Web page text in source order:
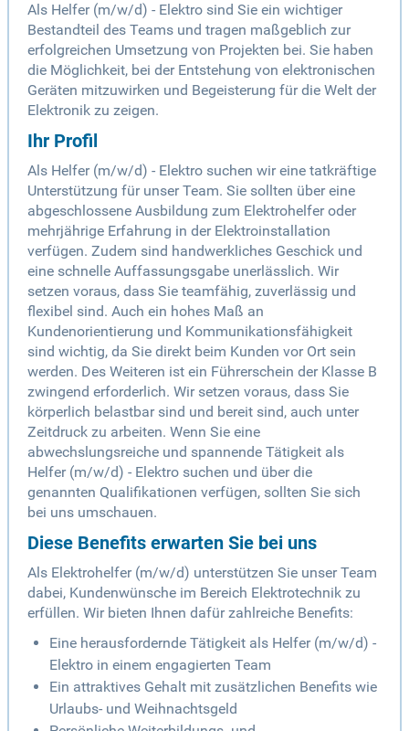
Als Helfer (m/w/d) - Elektro sind Sie ein wichtiger
Bestandteil des Teams und tragen maßgeblich zur
erfolgreichen Umsetzung von Projekten bei. Sie haben
die Möglichkeit, bei der Entstehung von elektronischen
Geräten mitzuwirken und Begeisterung für die Welt der
Elektronik zu zeigen.
Ihr Profil
Als Helfer (m/w/d) - Elektro suchen wir eine tatkräftige
Unterstützung für unser Team. Sie sollten über eine
abgeschlossene Ausbildung zum Elektrohelfer oder
mehrjährige Erfahrung in der Elektroinstallation
verfügen. Zudem sind handwerkliches Geschick und
eine schnelle Auffassungsgabe unerlässlich. Wir
setzen voraus, dass Sie teamfähig, zuverlässig und
flexibel sind. Auch ein hohes Maß an
Kundenorientierung und Kommunikationsfähigkeit
sind wichtig, da Sie direkt beim Kunden vor Ort sein
werden. Des Weiteren ist ein Führerschein der Klasse B
zwingend erforderlich. Wir setzen voraus, dass Sie
körperlich belastbar sind und bereit sind, auch unter
Zeitdruck zu arbeiten. Wenn Sie eine
abwechslungsreiche und spannende Tätigkeit als
Helfer (m/w/d) - Elektro suchen und über die
genannten Qualifikationen verfügen, sollten Sie sich
bei uns umschauen.
Diese Benefits erwarten Sie bei uns
Als Elektrohelfer (m/w/d) unterstützen Sie unser Team
dabei, Kundenwünsche im Bereich Elektrotechnik zu
erfüllen. Wir bieten Ihnen dafür zahlreiche Benefits:
Eine herausfordernde Tätigkeit als Helfer (m/w/d) -
Elektro in einem engagierten Team
Ein attraktives Gehalt mit zusätzlichen Benefits wie
Urlaubs- und Weihnachtsgeld